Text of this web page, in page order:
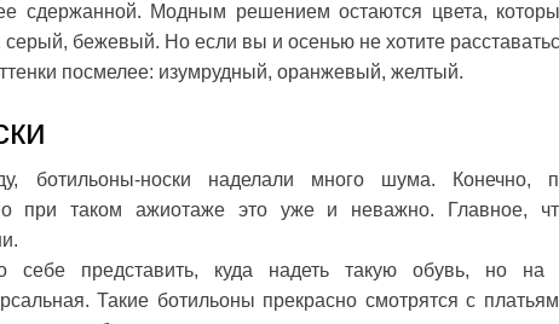
сдержанной. Модным решением остаются цвета,
бежевый. Но если вы и осенью не хотите
посмелее: изумрудный, оранжевый, желтый.
ботильоны-носки наделали много шума. Конечно,
при таком ажиотаже это уже и неважно. Главное,
себе представить, куда надеть такую обувь, но на
Такие ботильоны прекрасно смотрятся с